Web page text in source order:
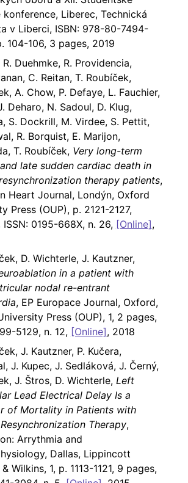
konference, Liberec, Technická
v Liberci, ISBN: 978-80-7494-
104-106, 3 pages, 2019
R. Duehmke, R. Providencia,
C. Reitan, T. Roubíček,
A. Chow, P. Defaye, L. Fauchier,
Deharo, N. Sadoul, D. Klug,
S. Dockrill, M. Virdee, S. Pettit,
R. Borquist, E. Marijon,
T. Roubíček, Very long-term
late sudden cardiac death in
therapy patients,
Heart Journal, Londýn, Oxford
Press (OUP), p. 2121-2127,
ISSN: 0195-668X, n. 26, [Online],
D. Wichterle, J. Kautzner,
in a patient with
nodal re-entrant
, EP Europace Journal, Oxford,
Press (OUP), 1, 2 pages,
5129, n. 12, [Online], 2018
J. Kautzner, P. Kučera,
J. Kupec, J. Sedláková, J. Černý,
J. Štros, D. Wichterle, Left
Lead Electrical Delay Is a
of Mortality in Patients with
Therapy,
Arrythmia and
Dallas, Lippincott
Wilkins, 1, p. 1113-1121, 9 pages,